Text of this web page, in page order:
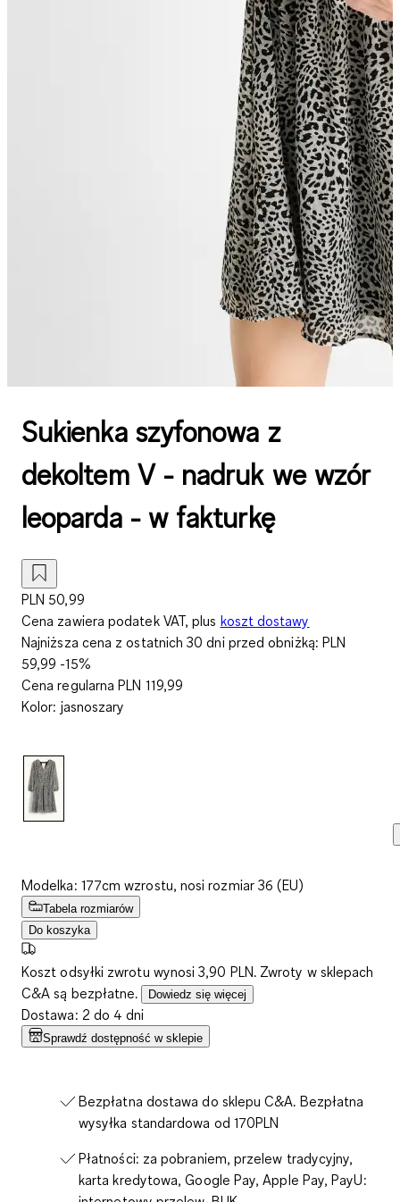
Sukienka szyfonowa z
dekoltem V - nadruk we wzór
leoparda - w fakturkę
PLN 50,99
Cena zawiera podatek VAT, plus koszt dostawy
Najniższa cena z ostatnich 30 dni przed obniżką: PLN
59,99 -15%
Cena regularnaPLN 119,99
Kolor: jasnoszary
Modelka: 177cm wzrostu, nosi rozmiar 36 (EU)
Tabela rozmiarów
Do koszyka
Koszt odsyłki zwrotu wynosi 3,90 PLN. Zwroty w sklepach
C&A są bezpłatne.
Dowiedz się więcej
Dostawa: 2 do 4 dni
Sprawdź dostępność w sklepie
Bezpłatna dostawa do sklepu C&A. Bezpłatna
wysyłka standardowa od 170PLN
Płatności: za pobraniem, przelew tradycyjny,
karta kredytowa, Google Pay, Apple Pay, PayU: